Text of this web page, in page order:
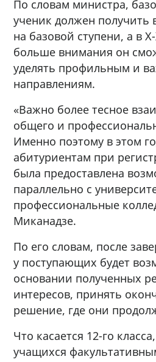
По словам министра,
ученик должен
на базовой ступени, а в
больше внимания он
уделять профильным и
направлениям.
«Важно более тесное
общего и
Именно поэтому в этом
абитуриентам при
была предоставлена
параллельно с
профессиональные
Миканадзе.
По его словам, после
у поступающих будет
основании полученных
интересов, принять
решение, где они
Что касается 12-го
учащихся